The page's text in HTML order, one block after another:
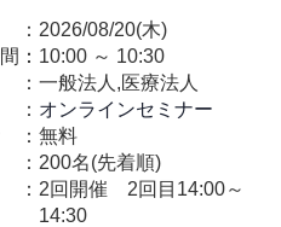
2026/08/20(木)
： 10:00～ 10:30
一般法人,医療法人
オンラインセミナー
無料
200名(先着順)
2回開催 2回目14:00～
14:30